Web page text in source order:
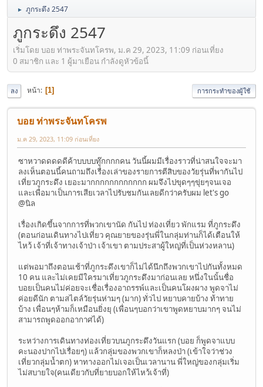
► ภูกระดึง 2547
ภูกระดึง 2547
เริ่มโดย บอย ท่าพระจันทโครพ, ม.ค 29, 2023, 11:09 ก่อนเที่ยง
0 สมาชิก และ 1 ผู้มาเยือน กำลังดูหัวข้อนี้
ลง หน้า 1 การกระทำของผู้ใช้
บอย ท่าพระจันทโครพ
ม.ค 29, 2023, 11:09 ก่อนเที่ยง
ซาหวาดดดดดีค้าบบบบทู๊กกกกคน วันนี้ผมมีเรื่องราวที่น่าสนใจจะมา
ลงเห็นตอนนี้คนถามถึงเรื่องเล่าของรายการตีสิบของวัยรุ่นที่พากันไป
เที่ยวภูกระดึง เยอะมากกกกกกกกกกกก ผมจึงไปขุดๆๆขุ่ยๆจนเจอ
และเพื่อมาเป็นการเสียเวลาไปรับชมกันเลยดีกว่าครับผม let's go
@นิล
เรื่องเกิดขึ้นจากการที่พวกเขานัด กันไป ท่องเที่ยว พักแรม ที่ภูกระดึง
(ตอนก่อนเดินทางไปเที่ยว คุณยายของรุ่นพี่ในกลุ่มท่านก็ได้เตือนให้
ไหว้ เจ้าที่เจ้าทางเจ้าป่า เจ้าเขา ตามประสาผู้ใหญ่ที่เป็นห่วงหลาน)
แต่พอมาถึงตอนเช้าที่ภูกระดึงเขาก็ไม่ได้นึกถึงพวกเขาไปกันทั้งหมด
10 คน และไม่เคยมีใครมาเที่ยวภูกระดึงมาก่อนเลย หนึ่งในนั้นชื่อ
บอยเป็นคนไม่ค่อยจะเชื่อเรื่องอาถรรพ์และเป็นคนโผงผาง พูดจาไม่
ค่อยดีนัก ตามสไตล์วัยรุ่นห่ามๆ (มาก) ทั่วไป หยาบคายบ้าง ท้าทาย
บ้าง เพื่อนๆห้ามก็เหมือนยิ่งยุ (เพื่อนๆบอกว่าเขาพูดหยาบมากๆ จนไม่
สามารถพูดออกอากาศได้)
ระหว่างการเดินทางท่องเที่ยวบนภูกระดึงวันแรก (บอย ก็พูดจาแบบ
คะนองปากไปเรื่อยๆ) แล้วกลุ่มของพวกเขาก็หลงป่า (เข้าใจว่าช่วง
เที่ยวกลุ่มน้ำตก) หาทางออกไม่เจอเป็นเวลานาน พี่ใหญ่ของกลุ่มเริ่ม
ไม่สบายใจ(คนเดียวกับที่ยายบอกให้ไหว้เจ้าที่)